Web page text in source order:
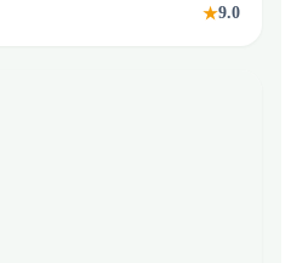
★9.0